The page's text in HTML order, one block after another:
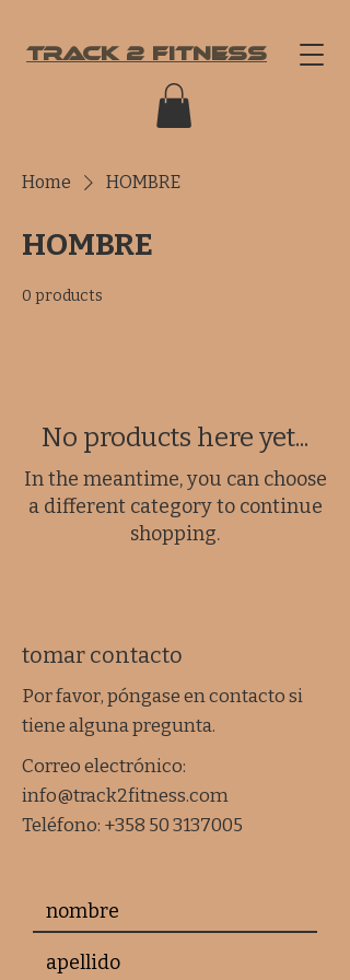
TRACK 2 Fitness
Home HOMBRE
HOMBRE
0 products
No products here yet...
In the meantime, you can choose
a different category to continue
shopping.
tomar contacto
Por favor, póngase en contacto si
tiene alguna pregunta.
Correo electrónico:
info@track2fitness.com
Teléfono: +358 50 3137005